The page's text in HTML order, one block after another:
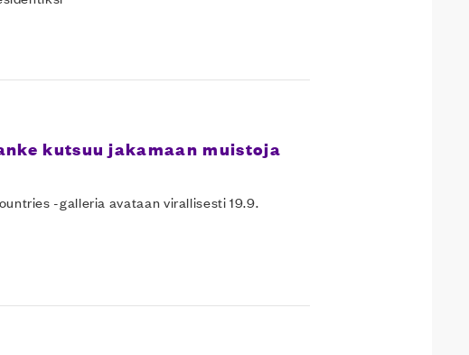
kutsuu jakamaan muistoja
-galleria avataan virallisesti 19.9.